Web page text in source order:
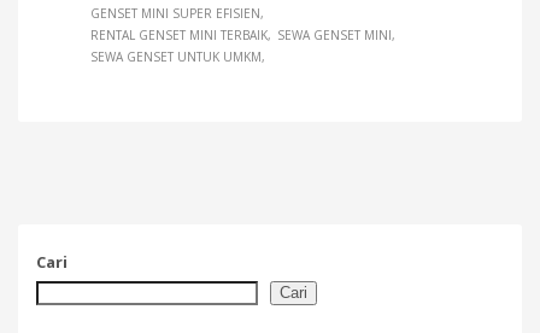
GENSET MINI SUPER EFISIEN
RENTAL GENSET MINI TERBAIK
SEWA GENSET MINI
SEWA GENSET UNTUK UMKM
Cari
Cari